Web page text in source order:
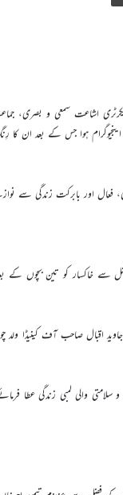
اشاعت سمعی و بصری،
ازیں ان کے دل میں رِنگ ڈالا گیا تھا۔ مورخہ ۲۸؍اپریل کو ان کا
فعال اور بابرکت زندگی سے
اقبال صاحب آف کینیڈا ولد
والی لمبی زندگی عطا